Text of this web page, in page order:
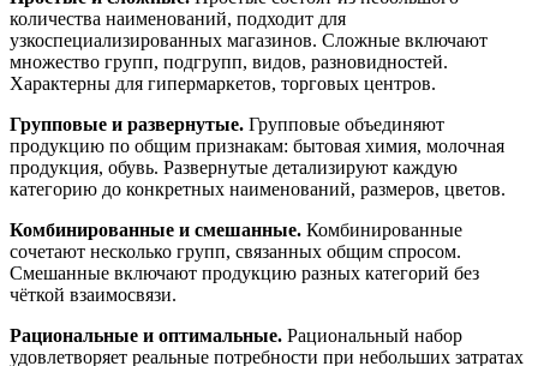
количества наименований, подходит для
узкоспециализированных магазинов. Сложные включают
множество групп, подгрупп, видов, разновидностей.
Характерны для гипермаркетов, торговых центров.
Групповые и развернутые. Групповые объединяют
продукцию по общим признакам: бытовая химия, молочная
продукция, обувь. Развернутые детализируют каждую
категорию до конкретных наименований, размеров, цветов.
Комбинированные и смешанные. Комбинированные
сочетают несколько групп, связанных общим спросом.
Смешанные включают продукцию разных категорий без
чёткой взаимосвязи.
Рациональные и оптимальные. Рациональный набор
удовлетворяет реальные потребности при небольших затратах